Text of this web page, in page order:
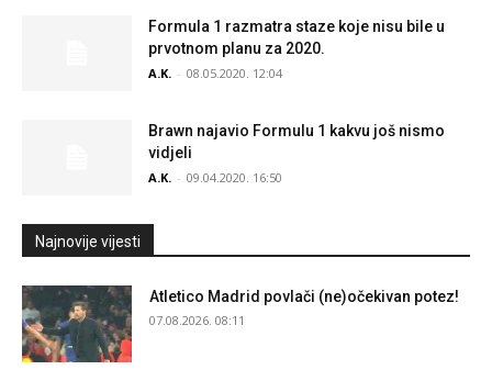
Formula 1 razmatra staze koje nisu bile u
prvotnom planu za 2020.
A.K. - 08.05.2020. 12:04
Brawn najavio Formulu 1 kakvu još nismo
vidjeli
A.K. - 09.04.2020. 16:50
Najnovije vijesti
Atletico Madrid povlači (ne)očekivan potez!
07.08.2026. 08:11